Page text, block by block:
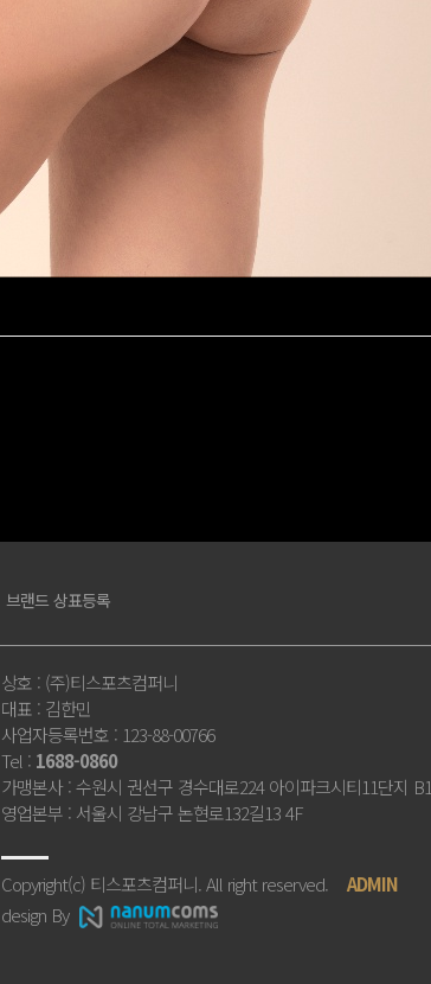
브랜드 상표등록
상호 : (주)티스포츠컴퍼니
대표 : 김한민
사업자등록번호 : 123-88-00766
Tel : 1688-0860
가맹본사: 수원시 권선구 경수대로224 아이파크시티11단지 B1
영업본부 : 서울시 강남구 논현로132길13 4F
Copyright(c) 티스포츠컴퍼니. All right reserved. ADMIN
design By